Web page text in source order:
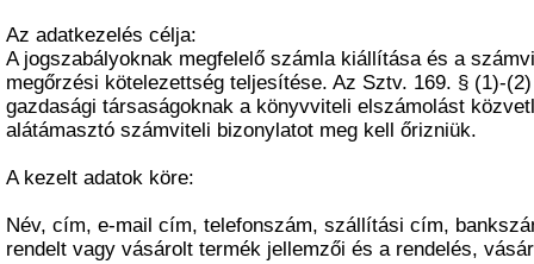
Az adatkezelés célja:
A jogszabályoknak megfelelő számla kiállítása és a
megőrzési kötelezettség teljesítése. Az Sztv. 169. § (1)-
gazdasági társaságoknak a könyvviteli elszámolást
alátámasztó számviteli bizonylatot meg kell őrizniük.
A kezelt adatok köre:
Név, cím, e-mail cím, telefonszám, szállítási cím,
rendelt vagy vásárolt termék jellemzői és a rendelés,